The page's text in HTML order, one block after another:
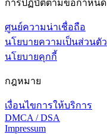
การปฏิบัติตามข้อกำหนด
ศูนย์ความน่าเชื่อถือ
นโยบายความเป็นส่วนตัว
นโยบายคุกกี้
กฎหมาย
เงื่อนไขการให้บริการ
DMCA / DSA
Impressum